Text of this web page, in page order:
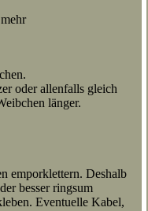
oder allenfalls gleich
länger.
emporklettern. Deshalb
besser ringsum
Eventuelle Kabel,